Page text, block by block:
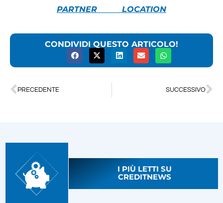
PARTNER
LOCATION
CONDIVIDI QUESTO ARTICOLO!
PRECEDENTE SUCCESSIVO
I PIÙ LETTI SU
CREDITNEWS